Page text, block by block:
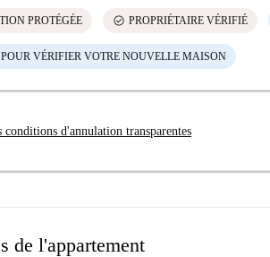
PROTÉGÉE check_circle PROPRIÉTAIRE VÉRIFIÉ
VÉRIFIER VOTRE NOUVELLE MAISON
conditions d'annulation transparentes
de l'appartement